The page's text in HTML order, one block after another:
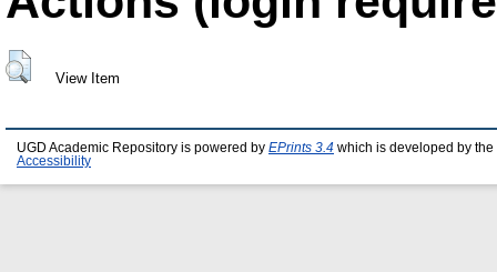
View Item
UGD Academic Repository is powered by EPrints 3.4 which is developed by the
Accessibility